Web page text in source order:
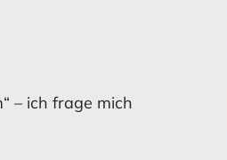
– ich frage mich